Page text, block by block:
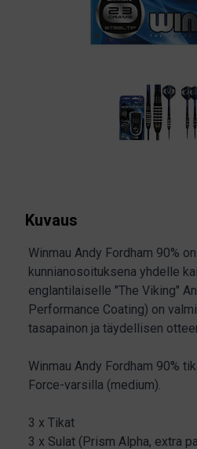
Kuvaus
Winmau Andy Fordham 90%
kunnianosoituksena yhdelle
englantilaiselle "The Viking"
Performance Coating) on
tasapainon ja täydellisen
Winmau Andy Fordham 90%
Force-varsilla (medium).
3 x Tikat
3 x Sulat (Prism Alpha, extra